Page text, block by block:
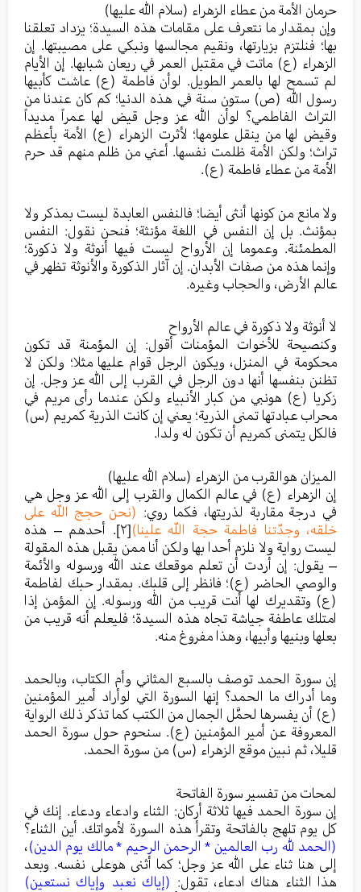
حرمان الأمة من عطاء الزهراء (سلام الله عليها)
وإن بمقدار ما نتعرف على مقامات هذه السيدة؛ يزداد تعلقنا
بها؛ فنلتزم بزيارتها، ونقيم مجالسها ونبكي على مصيبتها. إن
الزهراء (ع) ماتت في مقتبل العمر في ريعان شبابها. إن الأيام
لم تسمح لها بالعمر الطويل. لوأن فاطمة (ع) عاشت كأبيها
رسول الله (ص) ستون سنة في هذه الدنيا؛ كم كان عندنا من
التراث الفاطمي؟ لوأن الله عز وجل قيض لها عمراً مديداً
وقيض لها من ينقل علومها؛ لأثرت الزهراء (ع) الأمة بأعظم
تراث؛ ولكن الأمة ظلمت نفسها. أعني من ظلم منهم قد حرم
الأمة من عطاء فاطمة (ع).
ولا مانع من كونها أنثى أيضا؛ فالنفس العابدة ليست بمذكر ولا
بمؤنث. بل إن النفس في اللغة مؤنثة؛ فنحن نقول: النفس
المطمئنة. وعموما إن الأرواح ليست فيها أنوثة ولا ذكورة؛
وإنما هذه من صفات الأبدان. إن آثار الذكورة والأنوثة تظهر في
عالم الأرض، والحجاب وغيره.
لا أنوثة ولا ذكورة في عالم الأرواح
وكنصيحة للأخوات المؤمنات أقول: إن المؤمنة قد تكون
محكومة في المنزل، ويكون الرجل قوام عليها مثلا؛ ولكن لا
تظنن بنفسها أنها دون الرجل في القرب إلى الله عز وجل. إن
زكريا (ع) هونبي من كبار الأنبياء ولكن عندما رأى مريم في
محراب عبادتها تمنى الذرية؛ يعني إن كانت الذرية كمريم (س)
فالكل يتمنى كمريم أن تكون له ولدا.
الميزان هوالقرب من الزهراء (سلام الله عليها)
إن الزهراء (ع) في عالم الكمال والقرب إلى الله عز وجل هي
في درجة مقاربة لذريتها، فكما روي: (نحن حجج اللّه على
خلقه، وجدّتنا فاطمة حجة اللّه علينا)[٢]
. أحدهم – هذه
ليست رواية ولا نلزم أحدا بها ولكن أنا ممن يقبل هذه المقولة
– يقول: إن أردت أن تعلم موقعك عند الله ورسوله والأئمة
والوصي الحاضر (ع)؛ فانظر إلى قلبك. بمقدار حبك لفاطمة
(ع) وتقديرك لها أنت قريب من الله ورسوله. إن المؤمن إذا
امتلك عاطفة جياشة تجاه هذه السيدة؛ فليعلم أنه قريب من
بعلها وبنيها وأبيها، وهذا مفروغ منه.
إن سورة الحمد توصف بالسبع المثاني وأم الكتاب، وبالحمد
وما أدراك ما الحمد؟ إنها السورة التي لوأراد أمير المؤمنين
(ع) أن يفسرها لحمَّل الجمال من الكتب كما تذكر ذلك الرواية
المعروفة عن أمير المؤمنين (ع). سنحوم حول سورة الحمد
قليلا، ثم نبين موقع الزهراء (س) من سورة الحمد.
لمحات من تفسير سورة الفاتحة
إن سورة الحمد فيها ثلاثة أركان: الثناء وادعاء ودعاء. إنك في
كل يوم تلهج بالفاتحة وتقرأ هذه السورة لأمواتك. أين الثناء؟
(الحمد لله رب العالمين * الرحمن الرحيم * مالك يوم الدين)،
إلى هنا ثناء على الله عز وجل؛ كما أثنى هوعلى نفسه. وبعد
هذا الثناء هناك ادعاء، تقول: (إياك نعبد وإياك نستعين)